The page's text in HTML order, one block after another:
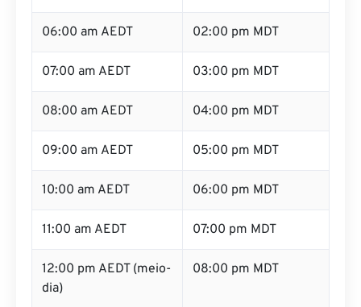
06:00 am AEDT 02:00 pm MDT
07:00 am AEDT 03:00 pm MDT
08:00 am AEDT 04:00 pm MDT
09:00 am AEDT 05:00 pm MDT
10:00 am AEDT 06:00 pm MDT
11:00 am AEDT 07:00 pm MDT
12:00 pm AEDT (meio-
dia)
08:00 pm MDT